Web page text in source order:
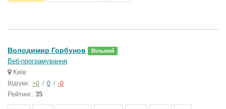
Володимир Горбунов Вільний
Веб-програмування
Київ
Відгуки: +0 / 0 / -0
Рейтинг: 35